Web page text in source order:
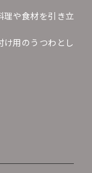
理や食材を引き立
け用のうつわとし